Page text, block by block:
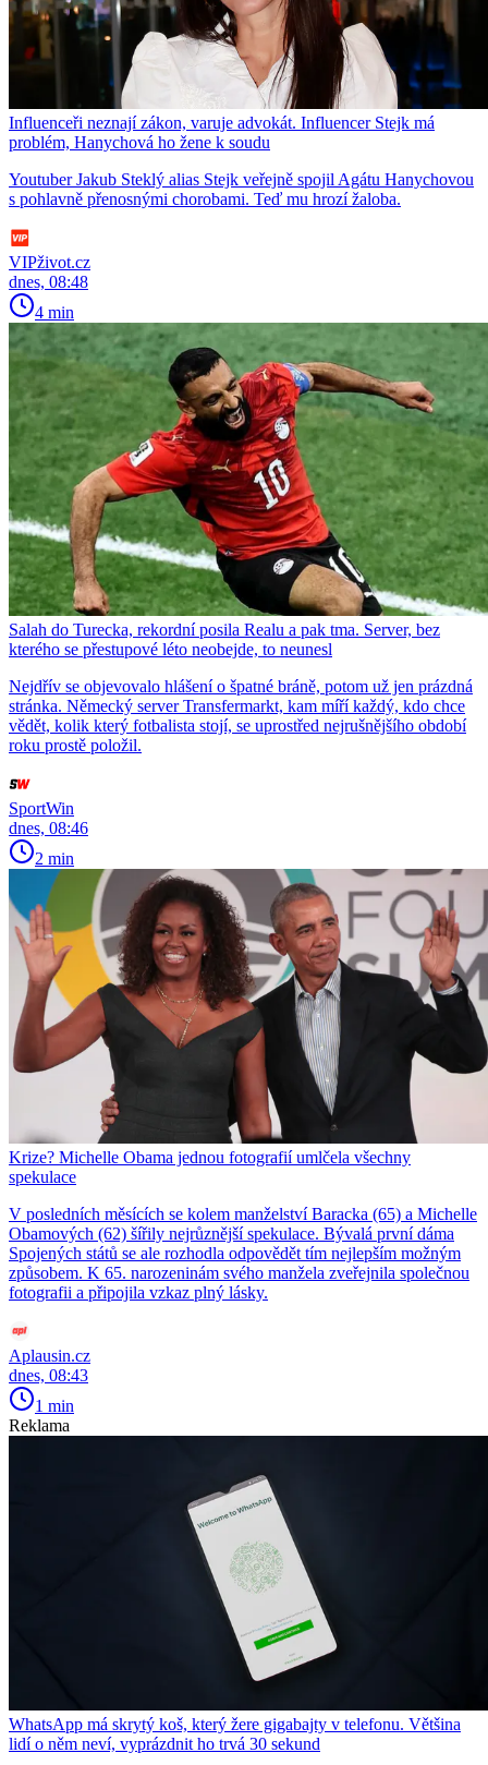
Influenceři neznají zákon, varuje advokát. Influencer Stejk má
problém, Hanychová ho žene k soudu
Youtuber Jakub Steklý alias Stejk veřejně spojil Agátu Hanychovou
s pohlavně přenosnými chorobami. Teď mu hrozí žaloba.
VIPživot.cz
dnes, 08:48
4 min
Salah do Turecka, rekordní posila Realu a pak tma. Server, bez
kterého se přestupové léto neobejde, to neunesl
Nejdřív se objevovalo hlášení o špatné bráně, potom už jen prázdná
stránka. Německý server Transfermarkt, kam míří každý, kdo chce
vědět, kolik který fotbalista stojí, se uprostřed nejrušnějšího období
roku prostě položil.
SportWin
dnes, 08:46
2 min
Krize? Michelle Obama jednou fotografií umlčela všechny
spekulace
V posledních měsících se kolem manželství Baracka (65) a Michelle
Obamových (62) šířily nejrůznější spekulace. Bývalá první dáma
Spojených států se ale rozhodla odpovědět tím nejlepším možným
způsobem. K 65. narozeninám svého manžela zveřejnila společnou
fotografii a připojila vzkaz plný lásky.
Aplausin.cz
dnes, 08:43
1 min
Reklama
WhatsApp má skrytý koš, který žere gigabajty v telefonu. Většina
lidí o něm neví, vyprázdnit ho trvá 30 sekund